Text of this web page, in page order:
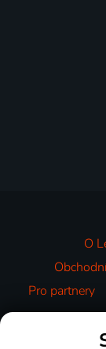
O
Pro partnery